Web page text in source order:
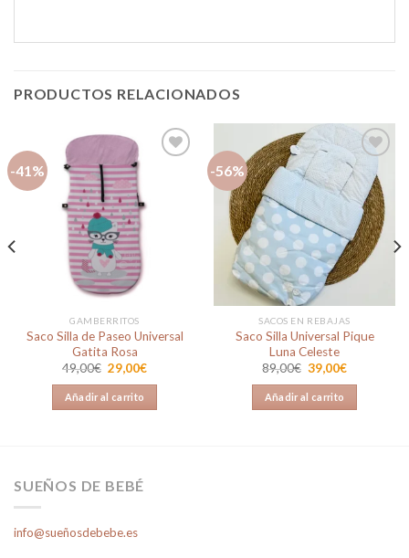
PRODUCTOS RELACIONADOS
-41%
GAMBERRITOS
Saco Silla de Paseo Universal
Gatita Rosa
49,00€ El
precio
original
era:
49,00€.
29,00€El
29,00€.
Añadir al carrito
-56%
Añadir
a la
lista de
deseos
SACOS EN REBAJAS
Saco Silla Universal Pique
Luna Celeste
89,00€ El
precio
original
era:
89,00€.
39,00€El
39,00€.
Añadir al carrito
SUEÑOS DE BEBÉ
info@sueñosdebebe.es